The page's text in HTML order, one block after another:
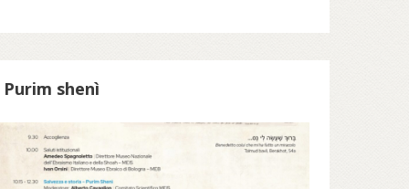
patrimonio della Sede Apostolica, e
pubblicato dal Sole 24 Ore (2025).
Scopri di più su fscire.it...
Purim shenì